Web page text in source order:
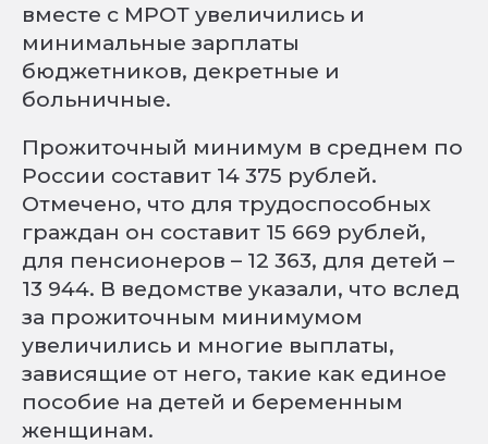
вместе с МРОТ увеличились и
минимальные зарплаты
бюджетников, декретные и
больничные.
Прожиточный минимум в среднем по
России составит 14 375 рублей.
Отмечено, что для трудоспособных
граждан он составит 15 669 рублей,
для пенсионеров – 12 363, для детей –
13 944. В ведомстве указали, что вслед
за прожиточным минимумом
увеличились и многие выплаты,
зависящие от него, такие как единое
пособие на детей и беременным
женщинам.